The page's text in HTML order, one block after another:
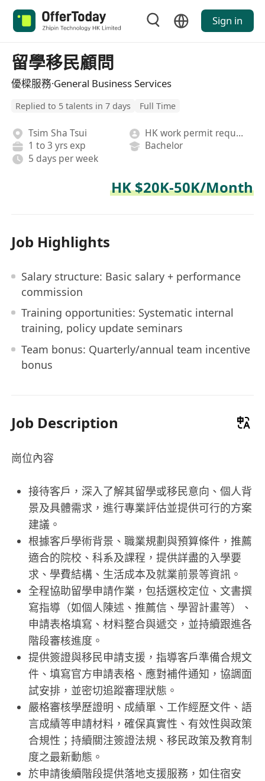
Sign in
留學移民顧問
優樑服務·General Business Services
Replied to 5 talents in 7 days Full Time
Tsim Sha Tsui
HK work permit required
1 to 3 yrs exp
Bachelor
5 days per week
HK $20K-50K/Month
Job Highlights
Salary structure: Basic salary + performance
commission
Training opportunities: Systematic internal
training, policy update seminars
Team bonus: Quarterly/annual team incentive
bonus
Job Description
崗位內容
接待客戶，深入了解其留學或移民意向、個人背
景及具體需求，進行專業評估並提供可行的方案
建議。
根據客戶學術背景、職業規劃與預算條件，推薦
適合的院校、科系及課程，提供詳盡的入學要
求、學費結構、生活成本及就業前景等資訊。
全程協助留學申請作業，包括選校定位、文書撰
寫指導（如個人陳述、推薦信、學習計畫等）、
申請表格填寫、材料整合與遞交，並持續跟進各
階段審核進度。
提供簽證與移民申請支援，指導客戶準備合規文
件、填寫官方申請表格、應對補件通知，協調面
試安排，並密切追蹤審理狀態。
嚴格審核學歷證明、成績單、工作經歷文件、語
言成績等申請材料，確保真實性、有效性與政策
合規性；持續關注簽證法規、移民政策及教育制
度之最新動態。
於申請後續階段提供落地支援服務，如住宿安